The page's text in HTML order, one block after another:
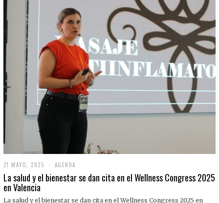
21 MAYO, 2025
1
M
AGENDA
La salud y el bienestar se dan cita en el Wellness Congress 2025
en Valencia
La salud y el bienestar se dan cita en el Wellness Congress 2025 en